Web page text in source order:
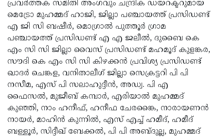
പ്രവര്‍ത്തക സമിതി അംഗവും ചന്ദ്രിക ഡയറക്ടറുമായ
മെട്രോ മുഹമ്മദ് ഹാജി, ജില്ലാ പഞ്ചായത്ത് പ്രസിഡണ്ട്
എ ജി സി ബഷീര്‍, മൊഗ്രാല്‍ പുത്തൂര്‍ ഗ്രാമ
പഞ്ചായത്ത് പ്രസിഡണ്ട് എ എ ജലീല്‍, ദുബൈ കെ
എം സി സി ജില്ലാ വൈസ് പ്രസിഡണ്ട് മഹമൂദ് കുളങ്കര,
സൗദി കെ എം സി സി കിഴക്കന്‍ പ്രവിശ്യ പ്രസിഡണ്ട്
ഖാദര്‍ ചെങ്കള, വനിതാലീഗ് ജില്ലാ സെക്രട്ടറി പി പി
നസീമ, എസ് പി സലാഹുദ്ദീന്‍, അഡ്വ. പി എ
ഫൈസല്‍, മുജീബ് കമ്പാര്‍, എരിയാല്‍ മുഹമ്മദ്
കുഞ്ഞി, നാം ഹനീഫ്, ഹനീഫ ചേരങ്കൈ, നാരായണന്‍
നായര്‍, മാഹിന്‍ കുന്നില്‍, എസ് എച്ച് ഹമീദ്, ഹമീദ്
ബള്ളൂര്‍, സിദ്ദീഖ് ബേക്കല്‍, പി പി അബ്ദുല്ല, മുഹമ്മദ്